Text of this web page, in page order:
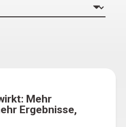
Mehr
Ergebnisse,